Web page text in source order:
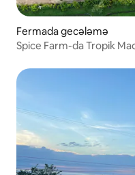
Fermada gecələmə
Spice Farm-da Tropik